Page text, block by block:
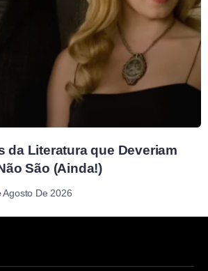
da Literatura que Deveriam
São (Ainda!)
Agosto De 2026